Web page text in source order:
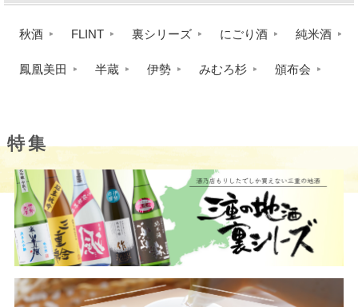
秋酒 FLINT 裏シリーズ にごり酒 純米酒
鳳凰美田 半蔵 伊勢 みむろ杉 頒布会
特集